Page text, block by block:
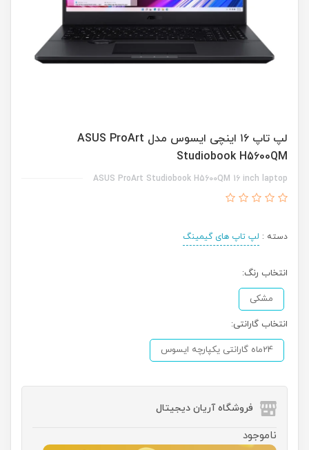
لپ تاپ ۱۶ اینچی ایسوس مدل ASUS ProArt
Studiobook H5600QM
ASUS ProArt Studiobook H5600QM 16 inch laptop
دسته : لپ تاپ های گیمینگ
انتخاب رنگ:
مشکی
انتخاب گارانتی:
24ماه گارانتی یکپارچه ایسوس
فروشگاه آریان دیجیتال
ناموجود